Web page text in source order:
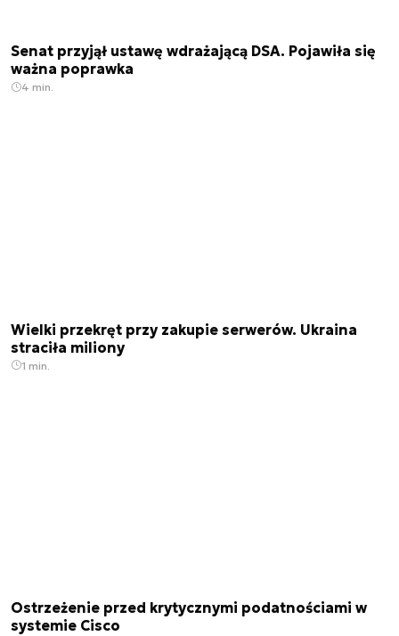
Senat przyjął ustawę wdrażającą DSA. Pojawiła się
ważna poprawka
4 min.
Wielki przekręt przy zakupie serwerów. Ukraina
straciła miliony
1 min.
Ostrzeżenie przed krytycznymi podatnościami w
systemie Cisco